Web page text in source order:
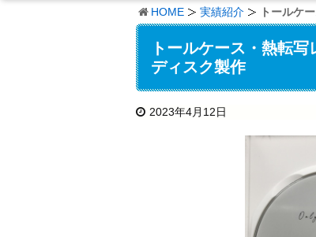
HOME 実績紹介 トールケ
トールケース・熱転
ディスク製作
2023年4月12日